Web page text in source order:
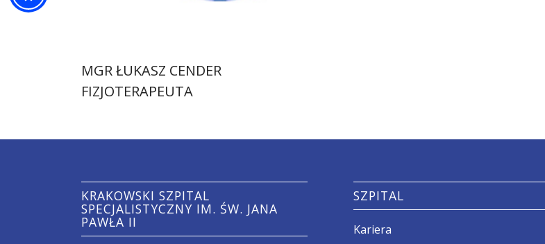
MGR ŁUKASZ CENDER
FIZJOTERAPEUTA
KRAKOWSKI SZPITAL
SPECJALISTYCZNY IM. ŚW. JANA
PAWŁA II
SZPITAL
Kariera